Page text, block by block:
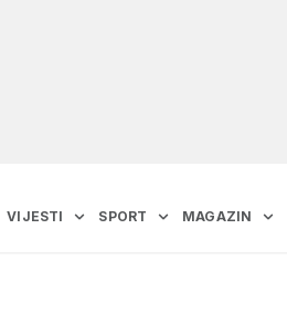
VIJESTI SPORT MAGAZIN